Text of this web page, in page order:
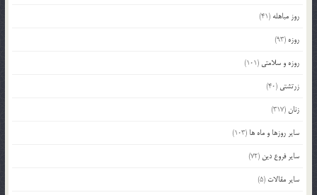
روز مباهله (41)
روزه (93)
روزه و سلامتی (101)
زرتشتی (40)
زنان(317)
سایر روزها و ماه ها (103)
سایر فروع دین (72)
سایر مقالات (5)